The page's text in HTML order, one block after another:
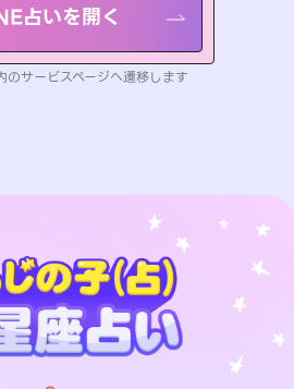
占いを開く
サービスページへ遷移します